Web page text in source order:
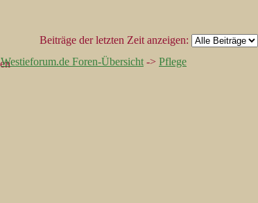
Beiträge der letzten Zeit anzeigen:
Westieforum.de Foren-Übersicht -> Pflege